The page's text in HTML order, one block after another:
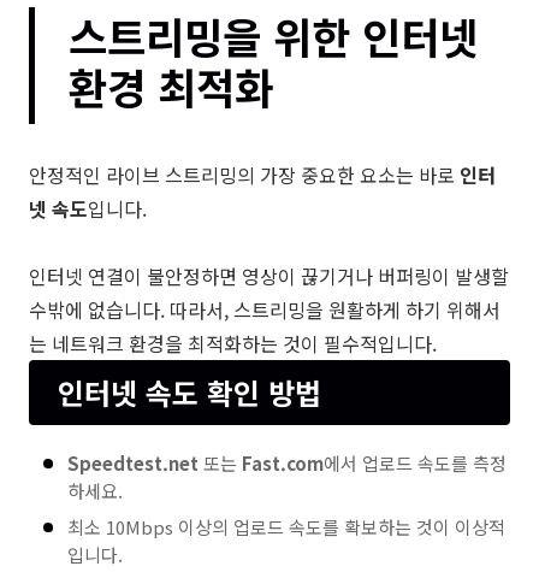
스트리밍을 위한 인터넷
환경 최적화
안정적인 라이브 스트리밍의 가장 중요한 요소는 바로 인터
넷 속도입니다.
인터넷 연결이 불안정하면 영상이 끊기거나 버퍼링이 발생할
수밖에 없습니다. 따라서, 스트리밍을 원활하게 하기 위해서
는 네트워크 환경을 최적화하는 것이 필수적입니다.
인터넷 속도 확인 방법
Speedtest.net 또는 Fast.com에서 업로드 속도를 측정
하세요.
최소 10Mbps 이상의 업로드 속도를 확보하는 것이 이상적
입니다.